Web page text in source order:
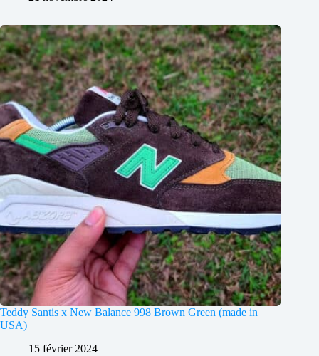
Teddy Santis x New Balance 998 Brown Green (made in
USA)
15 février 2024